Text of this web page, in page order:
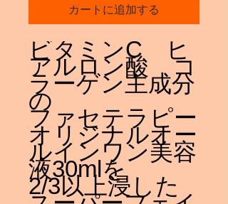
カートに追加する
ビタミンC ヒ
アルロン酸 コ
ラーゲン主成分
の
ファセテラピー
オリジナルオー
ルインワン美容
液30mlを
2/3以上浸した